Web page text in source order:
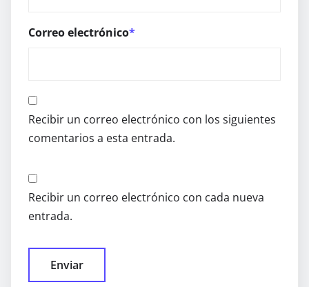
Correo electrónico*
Recibir un correo electrónico con los siguientes
comentarios a esta entrada.
Recibir un correo electrónico con cada nueva
entrada.